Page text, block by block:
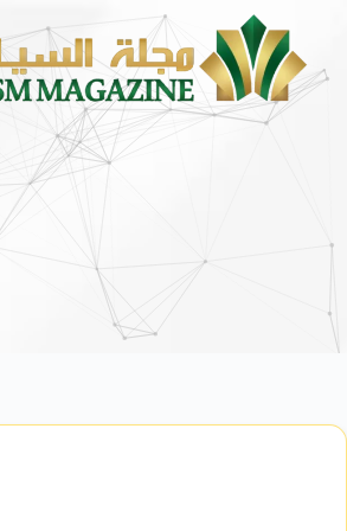
الشؤون الإسلامية”